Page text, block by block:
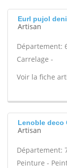
Eurl pujol
Artisan
Département:
Carrelage -
Voir la fiche
Lenoble deco
Artisan
Département:
Peinture -